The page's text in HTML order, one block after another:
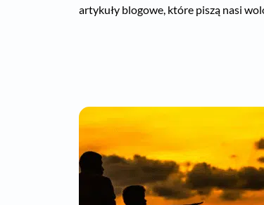
artykuły blogowe, które piszą nasi